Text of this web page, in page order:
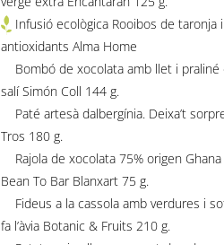
Infusió ecològica Rooibos de taronja
antioxidants Alma Home
Bombó de xocolata amb llet i praliné
salí Simón Coll 144 g.
Paté artesà dalbergínia. Deixa’t
Tros 180 g.
Rajola de xocolata 75% origen
Bean To Bar Blanxart 75 g.
Fideus a la cassola amb verdures i
fa l’àvia Botanic & Fruits 210 g.